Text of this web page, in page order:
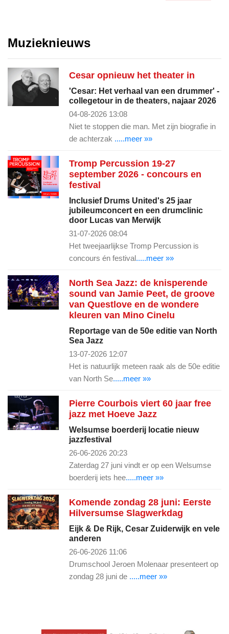
Muzieknieuws
Cesar opnieuw het theater in
'Cesar: Het verhaal van een drummer' -
collegetour in de theaters, najaar 2026
04-08-2026 13:08
Niet te stoppen die man. Met zijn biografie in
de achterzak .....meer »»
Tromp Percussion 19-27
september 2026 - concours en
festival
Inclusief Drums United's 25 jaar
jubileumconcert en een drumclinic
door Lucas van Merwijk
31-07-2026 08:04
Het tweejaarlijkse Tromp Percussion is
concours én festival.....meer »»
North Sea Jazz: de knisperende
sound van Jamie Peet, de groove
van Questlove en de wondere
kleuren van Mino Cinelu
Reportage van de 50e editie van North
Sea Jazz
13-07-2026 12:07
Het is natuurlijk meteen raak als de 50e editie
van North Se.....meer »»
Pierre Courbois viert 60 jaar free
jazz met Hoeve Jazz
Welsumse boerderij locatie nieuw
jazzfestival
26-06-2026 20:23
Zaterdag 27 juni vindt er op een Welsumse
boerderij iets hee.....meer »»
Komende zondag 28 juni: Eerste
Hilversumse Slagwerkdag
Eijk & De Rijk, Cesar Zuiderwijk en vele
anderen
26-06-2026 11:06
Drumschool Jeroen Molenaar presenteert op
zondag 28 juni de .....meer »»